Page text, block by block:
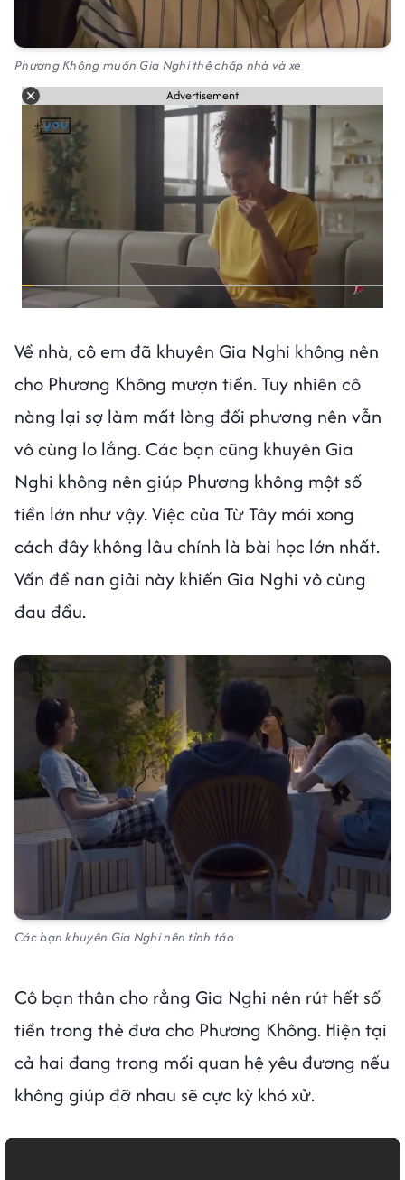
Phương Không muốn Gia Nghi thế chấp nhà và xe
Advertisement
Về nhà, cô em đã khuyên Gia Nghi không nên
cho Phương Không mượn tiền. Tuy nhiên cô
nàng lại sợ làm mất lòng đối phương nên vẫn
vô cùng lo lắng. Các bạn cũng khuyên Gia
Nghi không nên giúp Phương không một số
tiền lớn như vậy. Việc của Từ Tây mới xong
cách đây không lâu chính là bài học lớn nhất.
Vấn đề nan giải này khiến Gia Nghi vô cùng
đau đầu.
Các bạn khuyên Gia Nghi nên tỉnh táo
Cô bạn thân cho rằng Gia Nghi nên rút hết số
tiền trong thẻ đưa cho Phương Không. Hiện tại
cả hai đang trong mối quan hệ yêu đương nếu
không giúp đỡ nhau sẽ cực kỳ khó xử.